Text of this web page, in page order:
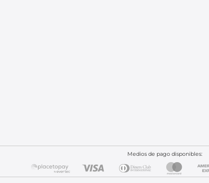
Medios de pago disponibles: